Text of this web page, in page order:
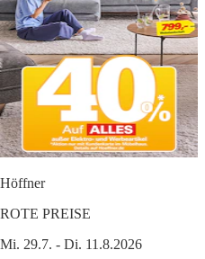
Höffner
ROTE PREISE
Mi. 29.7. - Di. 11.8.2026